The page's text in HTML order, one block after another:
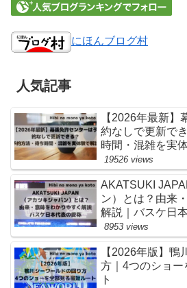
にほんブログ村
人気記事
【2026年最新】
約なしで更新で
時間・混雑を実
19526 views
AKATSUKI
ン）とは？由来
解説｜バスケ日
8953 views
【2026年版】鴨
方｜4つのショ
ト